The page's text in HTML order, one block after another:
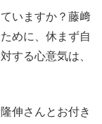
いますか？藤﨑
めに、休まず自
する心意気は、
伸さんとお付き